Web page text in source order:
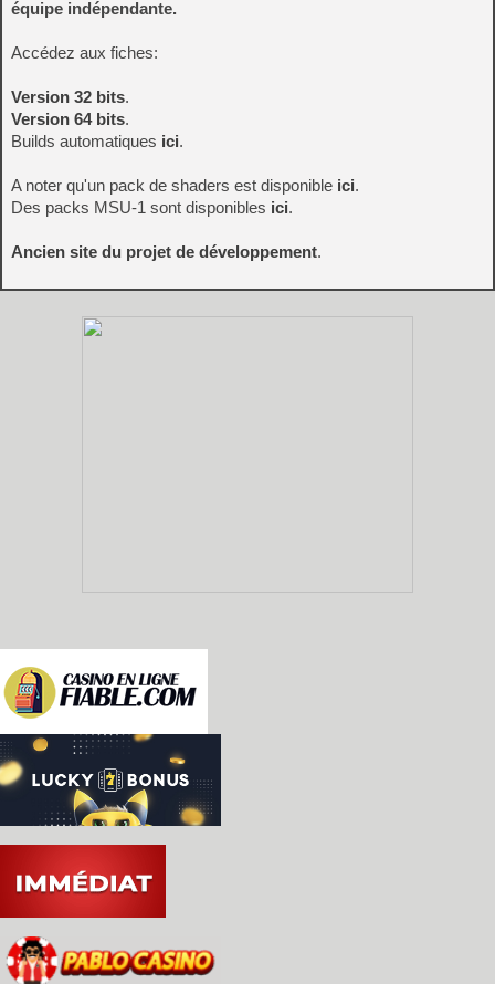
équipe indépendante.
Accédez aux fiches:
Version 32 bits.
Version 64 bits.
Builds automatiques ici.
A noter qu'un pack de shaders est disponible ici.
Des packs MSU-1 sont disponibles ici.
Ancien site du projet de développement.